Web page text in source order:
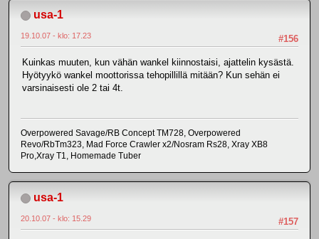
usa-1
#156
19.10.07 - klo: 17.23
Kuinkas muuten, kun vähän wankel kiinnostaisi, ajattelin kysästä.
Hyötyykö wankel moottorissa tehopillillä mitään? Kun sehän ei
varsinaisesti ole 2 tai 4t.
Overpowered Savage/RB Concept TM728, Overpowered
Revo/RbTm323, Mad Force Crawler x2/Nosram Rs28, Xray XB8
Pro,Xray T1, Homemade Tuber
usa-1
#157
20.10.07 - klo: 15.29